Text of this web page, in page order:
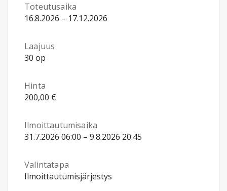
Toteutusaika
16.8.2026 – 17.12.2026
Laajuus
30 op
Hinta
200,00 €
Ilmoittautumisaika
31.7.2026 06:00 – 9.8.2026 20:45
Valintatapa
Ilmoittautumisjärjestys